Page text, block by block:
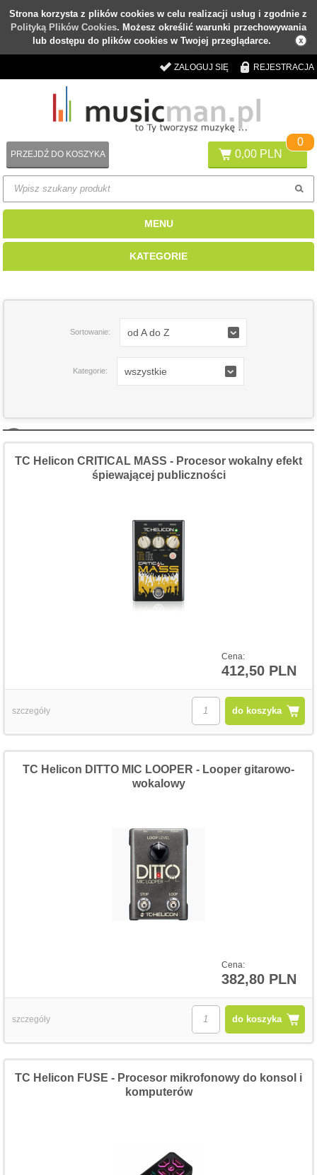
Strona korzysta z plików cookies w celu realizacji usług i zgodnie z
Polityką Plików Cookies. Możesz określić warunki przechowywania
lub dostępu do plików cookies w Twojej przeglądarce.
ZALOGUJ SIĘ REJESTRACJA
0,00 PLN
0
PRZEJDŹ DO KOSZYKA
MENU
KATEGORIE
Sortowanie: od A do Z
Kategorie: wszystkie
Cena:
412,50 PLN
TC Helicon CRITICAL MASS - Procesor wokalny efekt
śpiewającej publiczności
do koszyka
szczegóły
Cena:
382,80 PLN
TC Helicon DITTO MIC LOOPER - Looper gitarowo-
wokalowy
do koszyka
szczegóły
TC Helicon FUSE - Procesor mikrofonowy do konsol i
komputerów